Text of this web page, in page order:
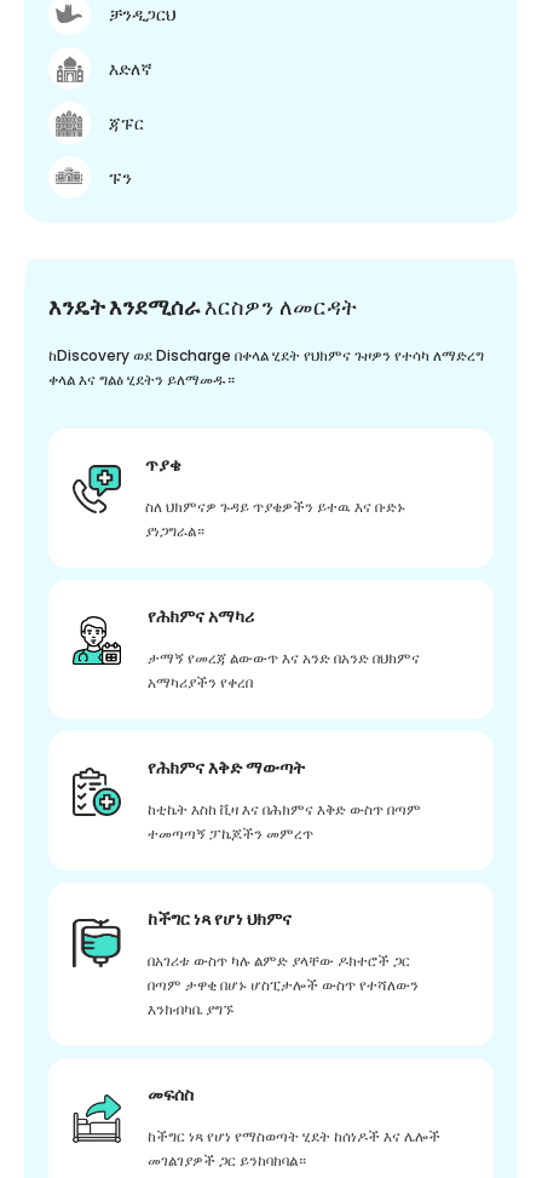
ቻንዲጋርህ
እድለኛ
ጃፑር
ፑን
እንዴት እንደሚሰራእርስዎን ለመርዳት
ከDiscovery ወደ Discharge በቀላል ሂደት የህክምና ጉዞዎን የተሳካ ለማድረግ
ቀላል እና ግልፅ ሂደትን ይለማመዱ።
ጥያቄ
ስለ ህክምናዎ ጉዳይ ጥያቄዎችን ይተዉ እና ቡድኑ
ያነጋግራል።
የሕክምና አማካሪ
ታማኝ የመረጃ ልውውጥ እና አንድ በአንድ በህክምና
አማካሪያችን የቀረበ
የሕክምና እቅድ ማውጣት
ከቲኬት እስከ ቪዛ እና በሕክምና እቅድ ውስጥ በጣም
ተመጣጣኝ ፓኬጆችን መምረጥ
ከችግር ነጻ የሆነ ህክምና
በአገሪቱ ውስጥ ካሉ ልምድ ያላቸው ዶክተሮች ጋር
በጣም ታዋቂ በሆኑ ሆስፒታሎች ውስጥ የተሻለውን
እንክብካቤ ያግኙ
መፍሰስ
ከችግር ነጻ የሆነ የማስወጣት ሂደት ከሰነዶች እና ሌሎች
መገልገያዎች ጋር ይንከባከባል።